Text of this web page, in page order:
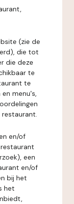
(zie de
die tot
die deze
te
te
menu's,
en/of
een
en/of
bij het
het